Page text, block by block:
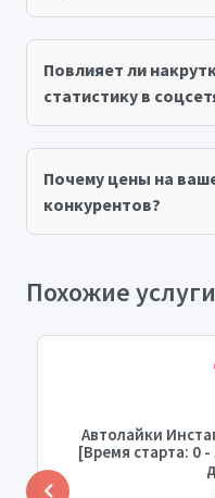
Повлияет ли
статистику в
Почему цены на
конкурентов?
Похожие услуги
Автолайки
[Время старта: 0